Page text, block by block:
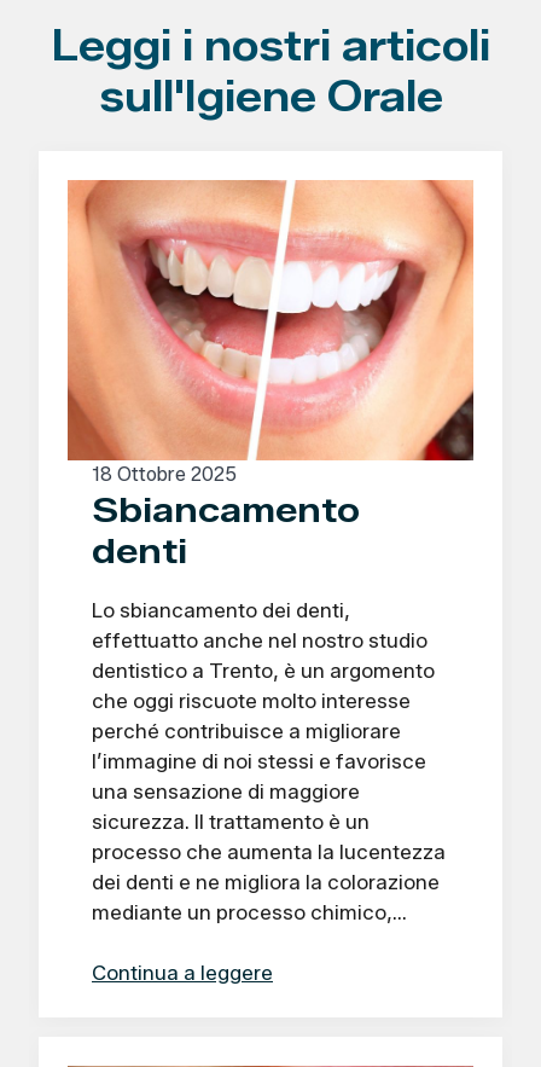
Leggi i nostri articoli
sull'Igiene Orale
18 Ottobre 2025
Sbiancamento
denti
Lo sbiancamento dei denti,
effettuatto anche nel nostro studio
dentistico a Trento, è un argomento
che oggi riscuote molto interesse
perché contribuisce a migliorare
l’immagine di noi stessi e favorisce
una sensazione di maggiore
sicurezza. Il trattamento è un
processo che aumenta la lucentezza
dei denti e ne migliora la colorazione
mediante un processo chimico,…
Continua a leggere